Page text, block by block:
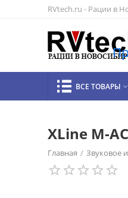
RVtech.ru - Рации в
ВСЕ ТОВАРЫ 
XLine M-
Главная / Звуковое